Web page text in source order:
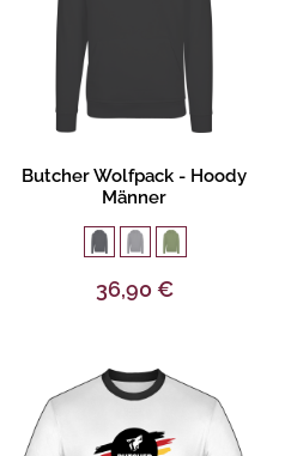
Produktbeschreibung
Butcher Wolfpack - Hoody
Männer
36,90 €